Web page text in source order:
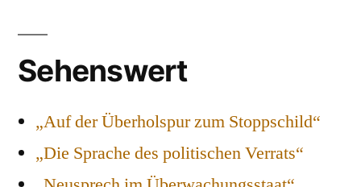
Sehenswert
„Auf der Überholspur zum Stoppschild“
„Die Sprache des politischen Verrats“